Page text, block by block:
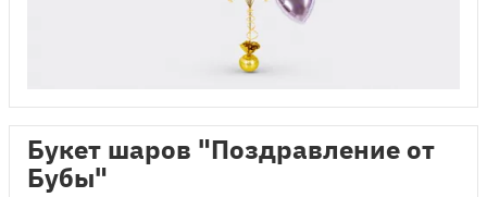
Букет шаров "Поздравление от
Бубы"